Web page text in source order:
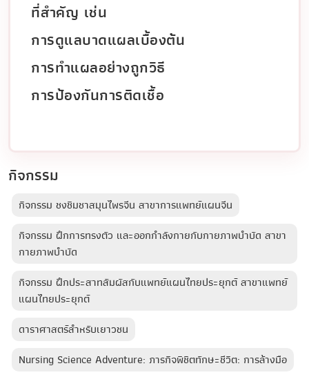
ที่สำคัญ เช่น
การดูแลบาดแผลเบื้องต้น
การทำแผลอย่างถูกวิธี
การป้องกันการติดเชื้อ
กิจกรรม
กิจกรรม ชงชิมชาสมุนไพรจีน สาขาการแพทย์แผนจีน
กิจกรรม ฝึกการทรงตัว และออกกำลังกายกับกายภาพบำบัด สาขา
กายภาพบำบัด
กิจกรรม ฝึกประสาทสัมผัสกับแพทย์แผนไทยประยุกต์ สาขาแพทย์
แผนไทยประยุกต์
ดาราศาสตร์สำหรับเยาวชน
Nursing Science Adventure: ภารกิจพิชิตทักษะชีวิต: การล้างมือ